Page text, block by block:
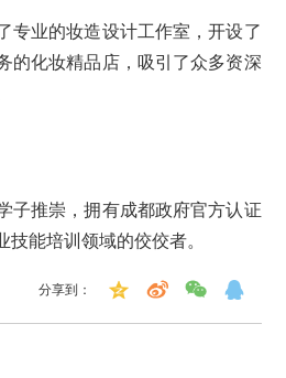
专业的妆造设计工作室，开设了
的化妆精品店，吸引了众多资深
子推崇，拥有成都政府官方认证
能培训领域的佼佼者。
分享到：